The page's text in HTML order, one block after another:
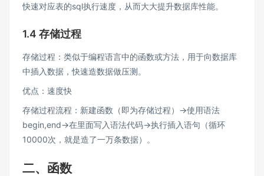
快速对应表的sql执行速度，从而大大提升数据库性能。
1.4 存储过程
存储过程：类似于编程语言中的函数或方法，用于向数据库
中插入数据，快速造数据做压测。
优点：速度快
存储过程流程：新建函数（即为存储过程）→使用语法
begin,end→在里面写入语法代码→执行插入语句（循环
10000次，就是造了一万条数据）。
二、函数